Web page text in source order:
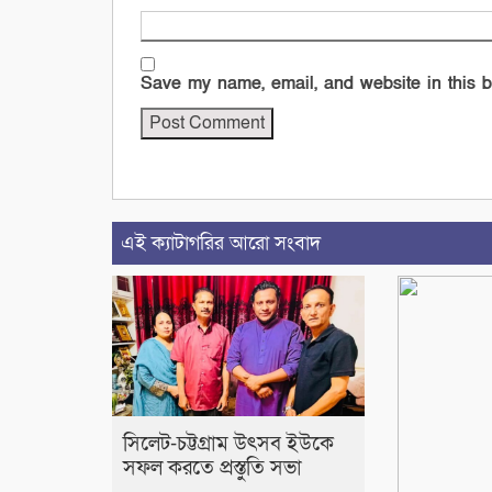
Save my name, email, and website in this
এই ক্যাটাগরির আরো সংবাদ
সিলেট-চট্টগ্রাম উৎসব ইউকে
সফল করতে প্রস্তুতি সভা